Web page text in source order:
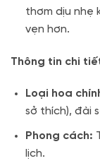
thơm dịu nhẹ
vẹn hơn.
Thông tin chi
Loại hoa
sở thích), đài
Phong cách:
lịch.